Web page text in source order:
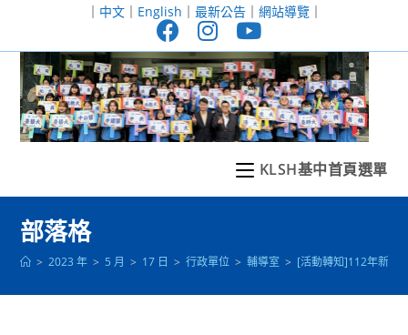
至
｜ 中文｜ English ｜ 最新公告｜ 網站導覽｜
KLSH基中首頁選單
部落格
> 2023 年 > 5 月 > 17 日 > 行政單位 > 輔導室 > [活動轉知]112年新住